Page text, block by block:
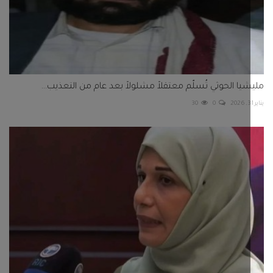
الحوثي تُسلّم معتقلاً مشلولاً بعد عام من التعذيب...
0
30